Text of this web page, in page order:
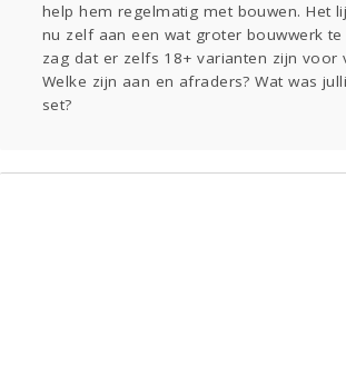
Gevraagd
Horen Doen
Lezen
help hem regelmatig met bouwen. Het
nu zelf aan een wat groter bouwwerk te
zag dat er zelfs 18+ varianten zijn voor
Welke zijn aan en afraders? Wat was
set?